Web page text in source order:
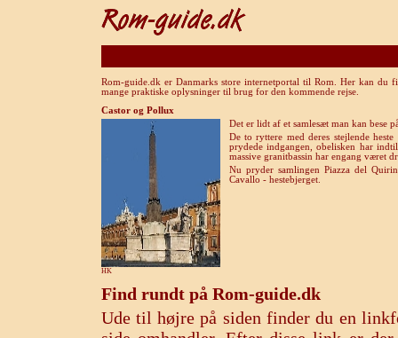
Rom-guide.dk er Danmarks store internetportal til Rom. Her kan du
mange praktiske oplysninger til brug for den kommende rejse.
Castor og Pollux
Det er lidt af et samlesæt man kan bese
De to ryttere med deres stejlende
prydede indgangen, obelisken har
massive granitbassin har engang været
Nu pryder samlingen Piazza del
Cavallo - hestebjerget.
HK
Find rundt på Rom-guide.dk
Ude til højre på siden finder du en